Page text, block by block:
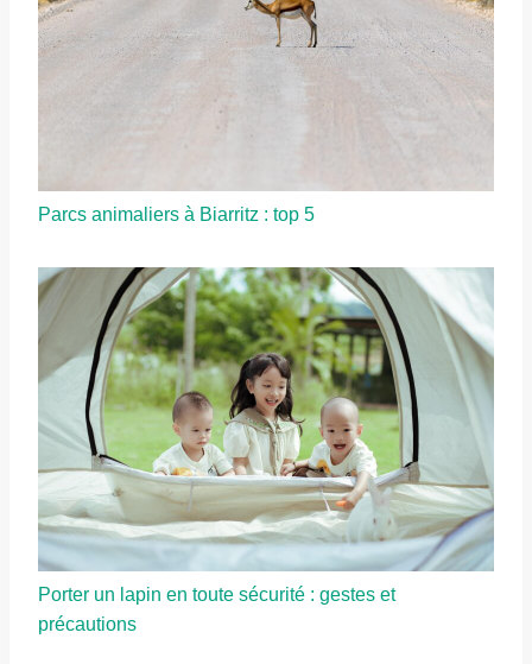
Parcs animaliers à Biarritz : top 5
Porter un lapin en toute sécurité : gestes et
précautions